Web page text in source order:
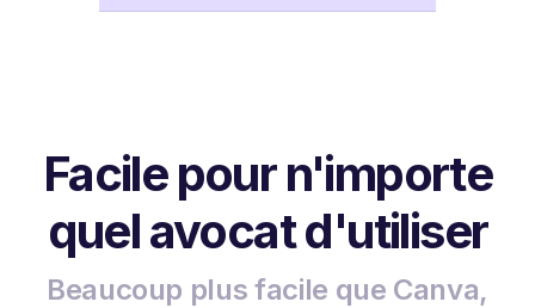
Facile pour n'importe
quel avocat d'utiliser
Beaucoup plus facile que Canva,